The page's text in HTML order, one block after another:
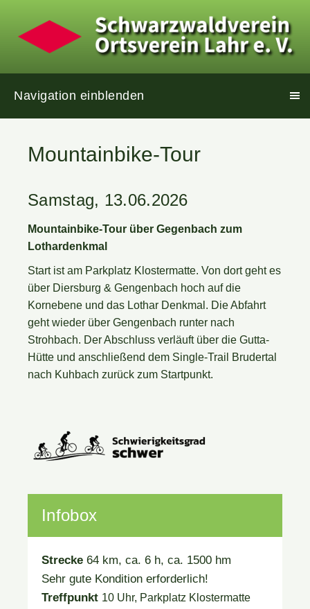
Navigation einblenden
Mountainbike-Tour
Samstag, 13.06.2026
Mountainbike-Tour über Gegenbach zum
Lothardenkmal
Start ist am Parkplatz Klostermatte. Von dort geht es
über Diersburg & Gengenbach hoch auf die
Kornebene und das Lothar Denkmal. Die Abfahrt
geht wieder über Gengenbach runter nach
Strohbach. Der Abschluss verläuft über die Gutta-
Hütte und anschließend dem Single-Trail Brudertal
nach Kuhbach zurück zum Startpunkt.
Infobox
Strecke 64 km, ca. 6 h, ca. 1500 hm
Sehr gute Kondition erforderlich!
Treffpunkt 10 Uhr, Parkplatz Klostermatte